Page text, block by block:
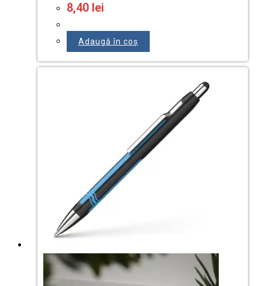
8,40 lei
Adaugă în coș